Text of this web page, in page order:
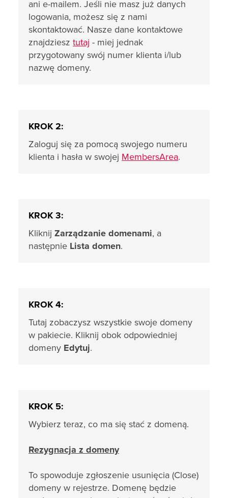
ani e-mailem. Jeśli nie masz już danych
logowania, możesz się z nami
skontaktować. Nasze dane kontaktowe
znajdziesz tutaj - miej jednak
przygotowany swój numer klienta i/lub
nazwę domeny.
KROK 2:
Zaloguj się za pomocą swojego numeru
klienta i hasła w swojej MembersArea.
KROK 3:
Kliknij Zarządzanie domenami, a
następnie Lista domen.
KROK 4:
Tutaj zobaczysz wszystkie swoje domeny
w pakiecie. Kliknij obok odpowiedniej
domeny Edytuj.
KROK 5:
Wybierz teraz, co ma się stać z domeną.
Rezygnacja z domeny
To spowoduje zgłoszenie usunięcia (Close)
domeny w rejestrze. Domenę będzie